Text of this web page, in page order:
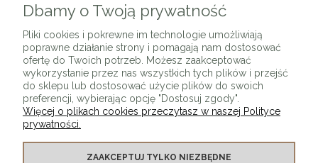
Dbamy o Twoją prywatność
Pliki cookies i pokrewne im technologie umożliwiają
poprawne działanie strony i pomagają nam dostosować
ofertę do Twoich potrzeb. Możesz zaakceptować
wykorzystanie przez nas wszystkich tych plików i przejść
do sklepu lub dostosować użycie plików do swoich
preferencji, wybierając opcję "Dostosuj zgody".
Więcej o plikach cookies przeczytasz w naszej Polityce
prywatności.
ZAAKCEPTUJ TYLKO NIEZBĘDNE